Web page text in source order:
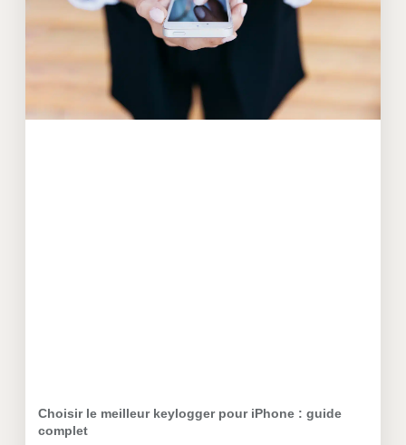
Choisir le meilleur keylogger pour iPhone : guide
complet